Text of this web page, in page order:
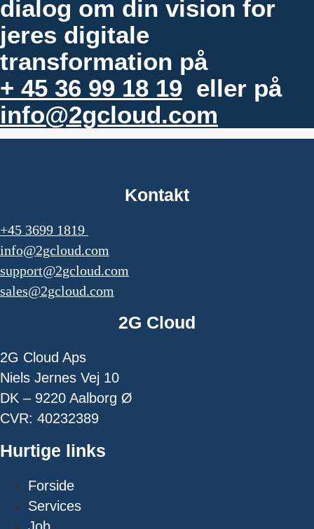
dialog om din vision for
jeres digitale
transformation på
+ 45 36 99 18 19 eller på
info@2gcloud.com
Kontakt
+45 3699 1819
info@2gcloud.com
support@2gcloud.com
sales@2gcloud.com
2G Cloud
2G Cloud Aps
Niels Jernes Vej 10
DK – 9220 Aalborg Ø
CVR: 40232389
Hurtige links
Forside
Services
Job